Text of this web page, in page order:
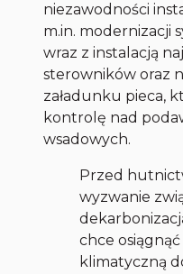
niezawodności
m.in. modernizacji
wraz z instalacją
sterowników oraz
załadunku pieca,
kontrolę nad
wsadowych.
Przed
wyzwanie
chce
klimatyczną